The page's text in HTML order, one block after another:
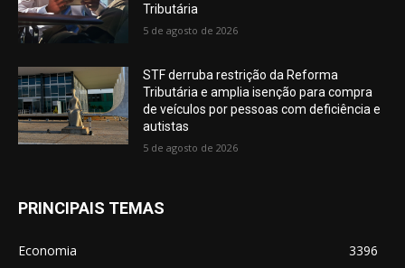
Tributária
5 de agosto de 2026
STF derruba restrição da Reforma
Tributária e amplia isenção para compra
de veículos por pessoas com deficiência e
autistas
5 de agosto de 2026
PRINCIPAIS TEMAS
Economia
3396